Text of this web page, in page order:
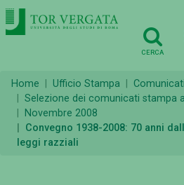
CERCA
Home Ufficio Stampa
Selezione dei comunicati stampa
Novembre 2008
Convegno 1938-2008: 70 anni
leggi razziali